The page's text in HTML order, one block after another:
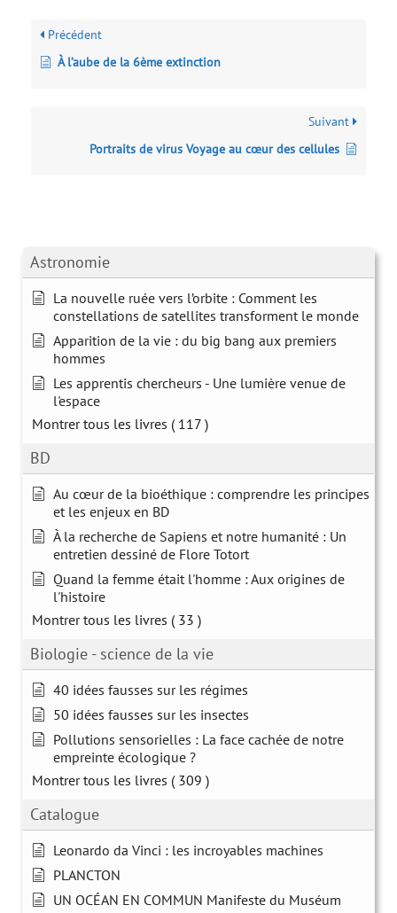
Astronomie
La nouvelle ruée vers l’orbite : Comment les
constellations de satellites transforment le monde
Apparition de la vie : du big bang aux premiers
hommes
Les apprentis chercheurs - Une lumière venue de
l'espace
Montrer tous les livres ( 117 )
BD
Au cœur de la bioéthique : comprendre les principes
et les enjeux en BD
À la recherche de Sapiens et notre humanité : Un
entretien dessiné de Flore Totort
Quand la femme était l'homme : Aux origines de
l'histoire
Montrer tous les livres ( 33 )
Biologie - science de la vie
40 idées fausses sur les régimes
50 idées fausses sur les insectes
Pollutions sensorielles : La face cachée de notre
empreinte écologique ?
Montrer tous les livres ( 309 )
Catalogue
Leonardo da Vinci : les incroyables machines
PLANCTON
UN OCÉAN EN COMMUN Manifeste du Muséum
Précédent
À l’aube de la 6ème extinction
Suivant
Portraits de virus Voyage au cœur des cellules